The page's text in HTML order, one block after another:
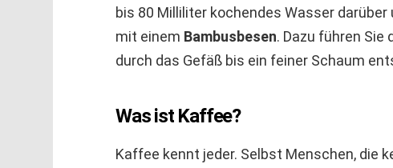
bis 80 Milliliter kochendes Wasser
mit einem Bambusbesen. Dazu führen Sie
durch das Gefäß bis ein feiner Schaum
Was ist Kaffee?
Kaffee kennt jeder. Selbst Menschen, die